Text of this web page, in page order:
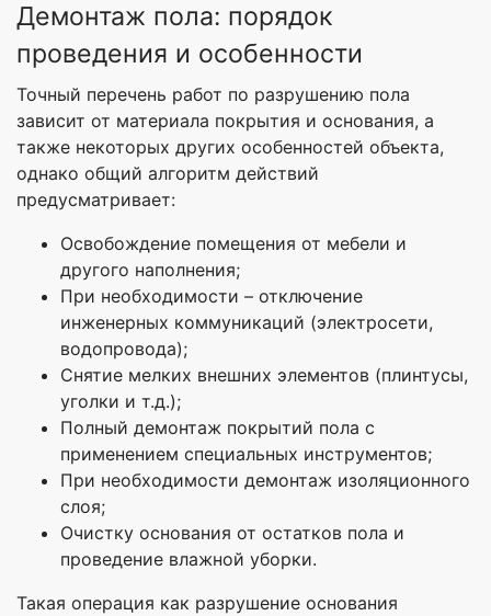
Демонтаж пола: порядок
проведения и особенности
Точный перечень работ по разрушению пола
зависит от материала покрытия и основания, а
также некоторых других особенностей объекта,
однако общий алгоритм действий
предусматривает:
Освобождение помещения от мебели и
другого наполнения;
При необходимости – отключение
инженерных коммуникаций (электросети,
водопровода);
Снятие мелких внешних элементов (плинтусы,
уголки и т.д.);
Полный демонтаж покрытий пола с
применением специальных инструментов;
При необходимости демонтаж изоляционного
слоя;
Очистку основания от остатков пола и
проведение влажной уборки.
Такая операция как разрушение основания